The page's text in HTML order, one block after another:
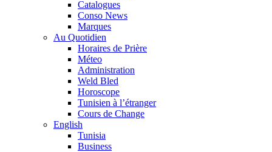
Catalogues
Conso News
Marques
Au Quotidien
Horaires de Prière
Méteo
Administration
Weld Bled
Horoscope
Tunisien à l’étranger
Cours de Change
English
Tunisia
Business